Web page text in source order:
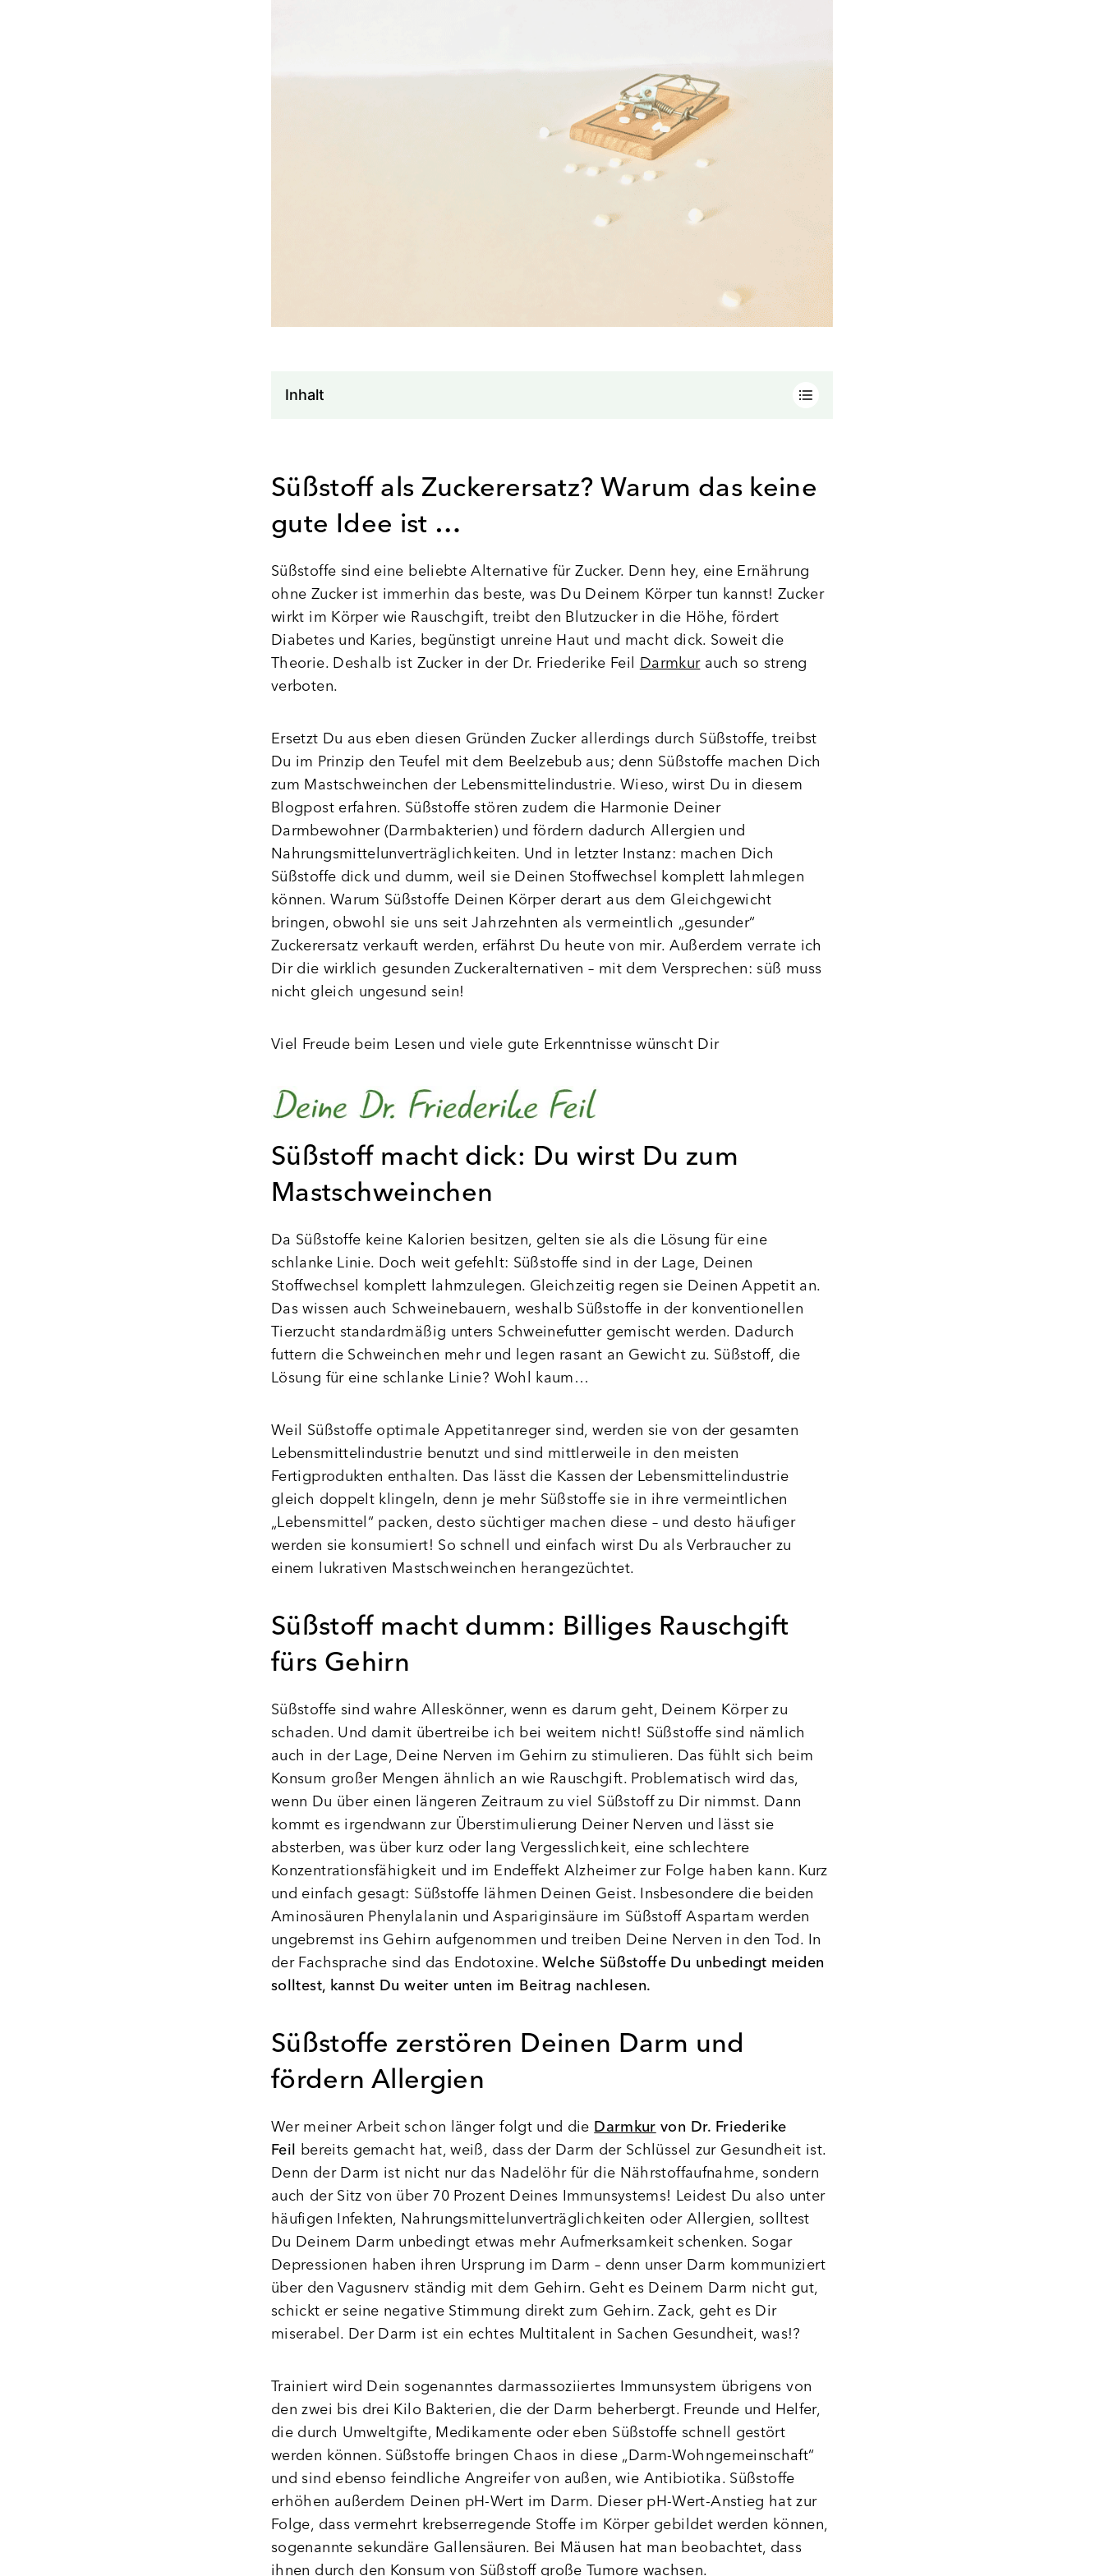
Inhalt
Süßstoff als Zuckerersatz? Warum das keine
gute Idee ist …
Süßstoffe sind eine beliebte Alternative für Zucker. Denn hey, eine Ernährung
ohne Zucker ist immerhin das beste, was Du Deinem Körper tun kannst! Zucker
wirkt im Körper wie Rauschgift, treibt den Blutzucker in die Höhe, fördert
Diabetes und Karies, begünstigt unreine Haut und macht dick. Soweit die
Theorie. Deshalb ist Zucker in der Dr. Friederike Feil
Darmkurauch so streng
verboten.
Ersetzt Du aus eben diesen Gründen Zucker allerdings durch Süßstoffe, treibst
Du im Prinzip den Teufel mit dem Beelzebub aus; denn Süßstoffe machen Dich
zum Mastschweinchen der Lebensmittelindustrie. Wieso, wirst Du in diesem
Blogpost erfahren. Süßstoffe stören zudem die Harmonie Deiner
Darmbewohner (Darmbakterien) und fördern dadurch Allergien und
Nahrungsmittelunverträglichkeiten. Und in letzter Instanz: machen Dich
Süßstoffe dick und dumm, weil sie Deinen Stoffwechsel komplett lahmlegen
können. Warum Süßstoffe Deinen Körper derart aus dem Gleichgewicht
bringen, obwohl sie uns seit Jahrzehnten als vermeintlich „gesunder“
Zuckerersatz verkauft werden, erfährst Du heute von mir. Außerdem verrate ich
Dir die wirklich gesunden Zuckeralternativen – mit dem Versprechen: süß muss
nicht gleich ungesund sein!
Viel Freude beim Lesen und viele gute Erkenntnisse wünscht Dir
Süßstoff macht dick: Du wirst Du zum
Mastschweinchen
Da Süßstoffe keine Kalorien besitzen, gelten sie als die Lösung für eine
schlanke Linie. Doch weit gefehlt: Süßstoffe sind in der Lage, Deinen
Stoffwechsel komplett lahmzulegen. Gleichzeitig regen sie Deinen Appetit an.
Das wissen auch Schweinebauern, weshalb Süßstoffe in der konventionellen
Tierzucht standardmäßig unters Schweinefutter gemischt werden. Dadurch
futtern die Schweinchen mehr und legen rasant an Gewicht zu. Süßstoff, die
Lösung für eine schlanke Linie? Wohl kaum…
Weil Süßstoffe optimale Appetitanreger sind, werden sie von der gesamten
Lebensmittelindustrie benutzt und sind mittlerweile in den meisten
Fertigprodukten enthalten. Das lässt die Kassen der Lebensmittelindustrie
gleich doppelt klingeln, denn je mehr Süßstoffe sie in ihre vermeintlichen
„Lebensmittel“ packen, desto süchtiger machen diese – und desto häufiger
werden sie konsumiert! So schnell und einfach wirst Du als Verbraucher zu
einem lukrativen Mastschweinchen herangezüchtet.
Süßstoff macht dumm: Billiges Rauschgift
fürs Gehirn
Süßstoffe sind wahre Alleskönner, wenn es darum geht, Deinem Körper zu
schaden. Und damit übertreibe ich bei weitem nicht! Süßstoffe sind nämlich
auch in der Lage, Deine Nerven im Gehirn zu stimulieren. Das fühlt sich beim
Konsum großer Mengen ähnlich an wie Rauschgift. Problematisch wird das,
wenn Du über einen längeren Zeitraum zu viel Süßstoff zu Dir nimmst. Dann
kommt es irgendwann zur Überstimulierung Deiner Nerven und lässt sie
absterben, was über kurz oder lang Vergesslichkeit, eine schlechtere
Konzentrationsfähigkeit und im Endeffekt Alzheimer zur Folge haben kann. Kurz
und einfach gesagt: Süßstoffe lähmen Deinen Geist. Insbesondere die beiden
Aminosäuren Phenylalanin und Aspariginsäure im Süßstoff Aspartam werden
ungebremst ins Gehirn aufgenommen und treiben Deine Nerven in den Tod. In
der Fachsprache sind das Endotoxine.Welche Süßstoffe Du unbedingt meiden
solltest, kannst Du weiter unten im Beitrag nachlesen.
Süßstoffe zerstören Deinen Darm und
fördern Allergien
Wer meiner Arbeit schon länger folgt und die Darmkur von Dr. Friederike
Feil
bereits gemacht hat, weiß, dass der Darm der Schlüssel zur Gesundheit ist.
Denn der Darm ist nicht nur das Nadelöhr für die Nährstoffaufnahme, sondern
auch der Sitz von über 70 Prozent Deines Immunsystems! Leidest Du also unter
häufigen Infekten, Nahrungsmittelunverträglichkeiten oder Allergien, solltest
Du Deinem Darm unbedingt etwas mehr Aufmerksamkeit schenken. Sogar
Depressionen haben ihren Ursprung im Darm – denn unser Darm kommuniziert
über den Vagusnerv ständig mit dem Gehirn. Geht es Deinem Darm nicht gut,
schickt er seine negative Stimmung direkt zum Gehirn. Zack, geht es Dir
miserabel. Der Darm ist ein echtes Multitalent in Sachen Gesundheit, was!?
Trainiert wird Dein sogenanntes darmassoziiertes Immunsystem übrigens von
den zwei bis drei Kilo Bakterien, die der Darm beherbergt. Freunde und Helfer,
die durch Umweltgifte, Medikamente oder eben Süßstoffe schnell gestört
werden können. Süßstoffe bringen Chaos in diese „Darm-Wohngemeinschaft“
und sind ebenso feindliche Angreifer von außen, wie Antibiotika. Süßstoffe
erhöhen außerdem Deinen pH-Wert im Darm. Dieser pH-Wert-Anstieg hat zur
Folge, dass vermehrt krebserregende Stoffe im Körper gebildet werden können,
sogenannte sekundäre Gallensäuren. Bei Mäusen hat man beobachtet, dass
ihnen durch den Konsum von Süßstoff große Tumore wachsen.